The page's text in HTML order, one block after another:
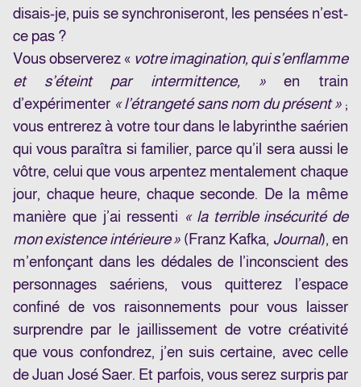
disais-je, puis se synchroniseront, les pensées n’est-
ce pas ?
Vous observerez « votre imagination, qui s’enflamme
et s’éteint par intermittence, » en train
d’expérimenter « l’étrangeté sans nom du présent »;
vous entrerez à votre tour dans le labyrinthe saérien
qui vous paraîtra si familier, parce qu’il sera aussi le
vôtre, celui que vous arpentez mentalement chaque
jour, chaque heure, chaque seconde. De la même
manière que j’ai ressenti « la terrible insécurité de
mon existence intérieure »(Franz Kafka, Journal), en
m’enfonçant dans les dédales de l’inconscient des
personnages saériens, vous quitterez l’espace
confiné de vos raisonnements pour vous laisser
surprendre par le jaillissement de votre créativité
que vous confondrez, j’en suis certaine, avec celle
de Juan José Saer. Et parfois, vous serez surpris par